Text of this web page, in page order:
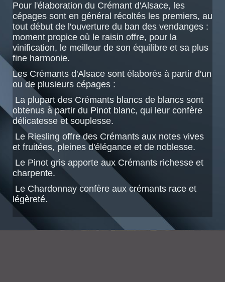
Pour l'élaboration du Crémant d'Alsace, les
cépages sont en général récoltés les premiers, au
tout début de l'ouverture du ban des vendanges :
moment propice où le raisin offre, pour la
vinification, le meilleur de son équilibre et sa plus
fine harmonie.
Les Crémants d'Alsace sont élaborés à partir d'un
ou de plusieurs cépages :
 La plupart des Crémants blancs de blancs sont
obtenus à partir du Pinot blanc, qui leur confère
délicatesse et souplesse.
 Le Riesling offre des Crémants aux notes vives
et fruitées, pleines d'élégance et de noblesse.
 Le Pinot gris apporte aux Crémants richesse et
charpente.
 Le Chardonnay confère aux crémants race et
légèreté.